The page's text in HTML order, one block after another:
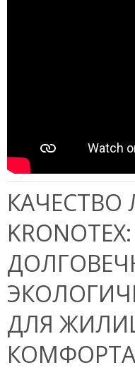
KRONOTEX:
ДЛЯ
КОМФОРТА